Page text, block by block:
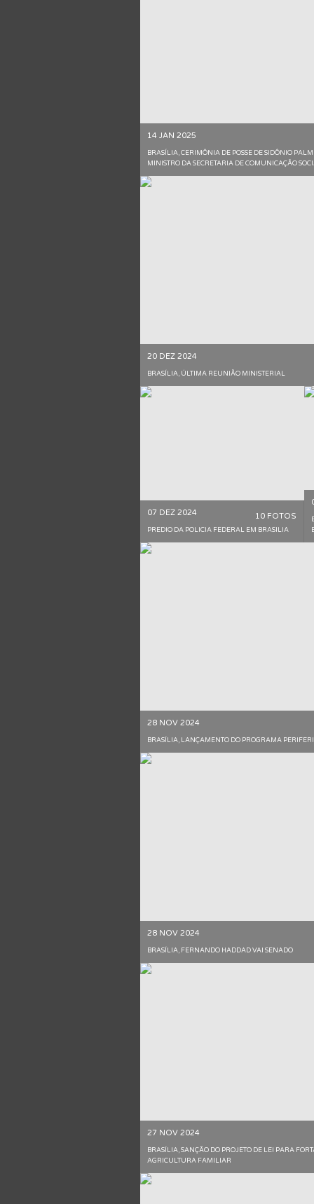
14 JAN 2025
BRASÍLIA, CERIMÔNIA DE POSSE DE SIDÔNIO
MINISTRO DA SECRETARIA DE COMUNICAÇÃO
20 DEZ 2024
BRASÍLIA, ÚLTIMA REUNIÃO MINISTERIAL
07 DEZ 2024
PREDIO DA POLICIA FEDERAL EM BRASILIA
10 FOTOS
28 NOV 2024
BRASÍLIA, LANÇAMENTO DO PROGRAMA
28 NOV 2024
BRASÍLIA, FERNANDO HADDAD VAI SENADO
27 NOV 2024
BRASÍLIA, SANÇÃO DO PROJETO DE LEI PARA
AGRICULTURA FAMILIAR